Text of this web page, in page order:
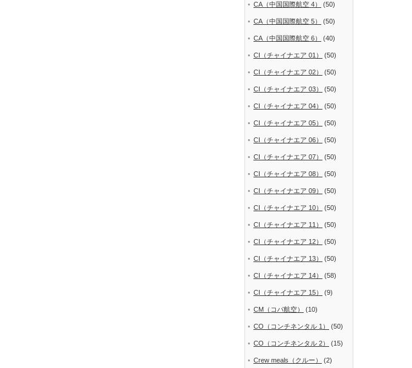
CA（中国国際航空 4） (50)
CA（中国国際航空 5） (50)
CA（中国国際航空 6） (40)
CI（チャイナエア 01） (50)
CI（チャイナエア 02） (50)
CI（チャイナエア 03） (50)
CI（チャイナエア 04） (50)
CI（チャイナエア 05） (50)
CI（チャイナエア 06） (50)
CI（チャイナエア 07） (50)
CI（チャイナエア 08） (50)
CI（チャイナエア 09） (50)
CI（チャイナエア 10） (50)
CI（チャイナエア 11） (50)
CI（チャイナエア 12） (50)
CI（チャイナエア 13） (50)
CI（チャイナエア 14） (58)
CI（チャイナエア 15） (9)
CM（コパ航空） (10)
CO（コンチネンタル 1） (50)
CO（コンチネンタル 2） (15)
Crew meals（クルー） (2)